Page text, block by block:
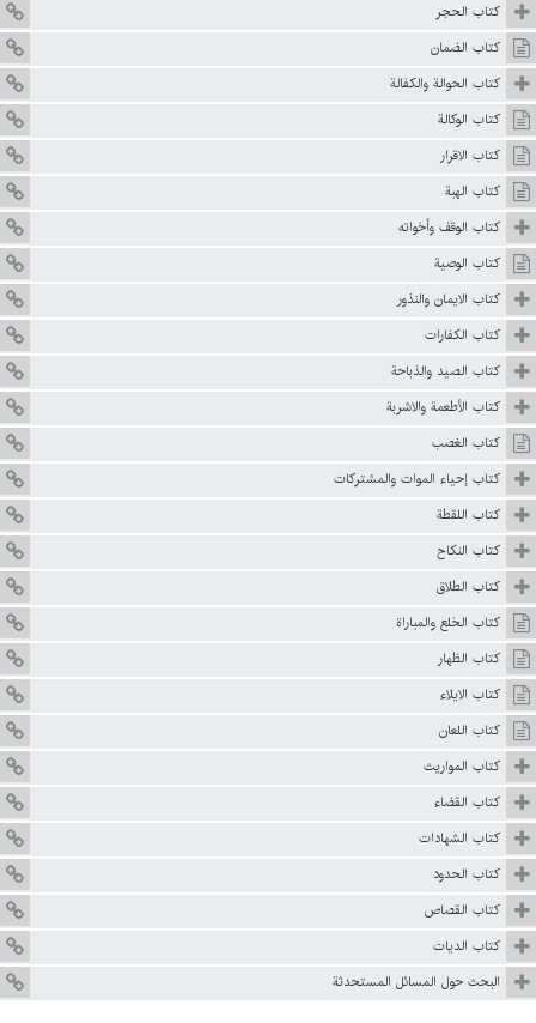
كتاب الحجر
كتاب الضمان
كتاب الحوالة والكفالة
كتاب الوكالة
كتاب الاقرار
كتاب الهبة
كتاب الوقف وأخواته
كتاب الوصية
كتاب الايمان والنذور
كتاب الكفارات
كتاب الصيد والذباحة
كتاب الأطعمة والاشربة
كتاب الغصب
كتاب إحياء الموات والمشتركات
كتاب اللقطة
كتاب النكاح
كتاب الطلاق
كتاب الخلع والمباراة
كتاب الظهار
كتاب الايلاء
كتاب اللعان
كتاب المواريث
كتاب القضاء
كتاب الشهادات
كتاب الحدود
كتاب القصاص
كتاب الديات
البحث حول المسائل المستحدثة